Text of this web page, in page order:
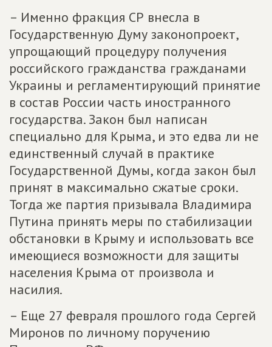
– Именно фракция СР внесла в
Государственную Думу законопроект,
упрощающий процедуру получения
российского гражданства гражданами
Украины и регламентирующий принятие
в состав России часть иностранного
государства. Закон был написан
специально для Крыма, и это едва ли не
единственный случай в практике
Государственной Думы, когда закон был
принят в максимально сжатые сроки.
Тогда же партия призывала Владимира
Путина принять меры по стабилизации
обстановки в Крыму и использовать все
имеющиеся возможности для защиты
населения Крыма от произвола и
насилия.
– Еще 27 февраля прошлого года Сергей
Миронов по личному поручению